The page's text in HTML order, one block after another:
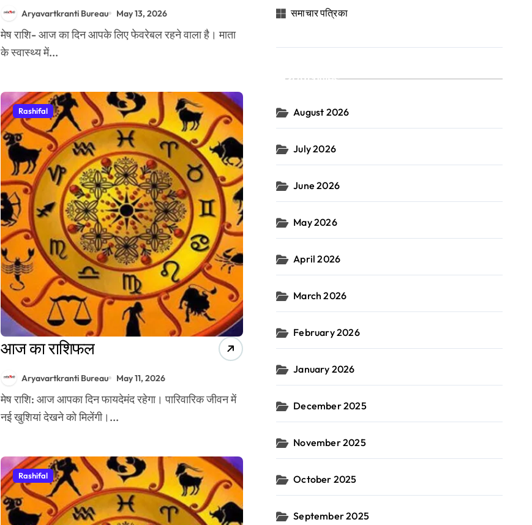
Aryavartkranti Bureau May 13, 2026
मेष राशि- आज का दिन आपके लिए फेवरेबल रहने वाला है। माता
के स्वास्थ्य में...
Rashifal
आज का राशिफल
Aryavartkranti Bureau May 11, 2026
मेष राशि: आज आपका दिन फायदेमंद रहेगा। पारिवारिक जीवन में
नई खुशियां देखने को मिलेंगी।...
Rashifal
समाचार पत्रिका
Archives
August 2026
July 2026
June 2026
May 2026
April 2026
March 2026
February 2026
January 2026
December 2025
November 2025
October 2025
September 2025